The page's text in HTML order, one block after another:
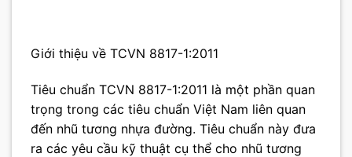
Giới thiệu về TCVN 8817-1:2011
Tiêu chuẩn TCVN 8817-1:2011 là một phần quan
trọng trong các tiêu chuẩn Việt Nam liên quan
đến nhũ tương nhựa đường. Tiêu chuẩn này đưa
ra các yêu cầu kỹ thuật cụ thể cho nhũ tương